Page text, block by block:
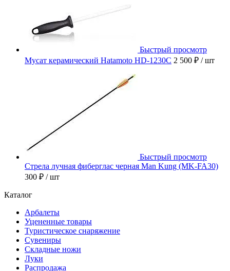
Быстрый просмотр
Мусат керамический Hatamoto HD-1230C 2 500 ₽ / шт
Быстрый просмотр
Стрела лучная фиберглас черная Man Kung (MK-FA30)
300 ₽ / шт
Каталог
Арбалеты
Уцененные товары
Туристическое снаряжение
Сувениры
Складные ножи
Луки
Распродажа